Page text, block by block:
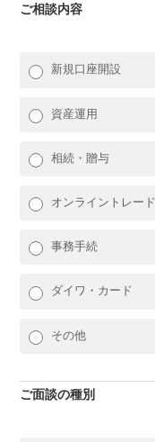
ご相談内容
新規口座開設
資産運用
相続・贈与
オンライントレード
事務手続
ダイワ・カード
その他
ご面談の種別